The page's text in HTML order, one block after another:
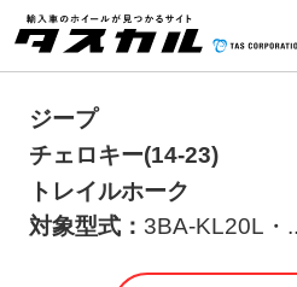
ジープ
チェロキー(14-23)
トレイルホーク
対象型式： 3BA-KL20L・